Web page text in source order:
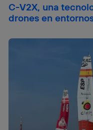
C-V2X, una
drones en